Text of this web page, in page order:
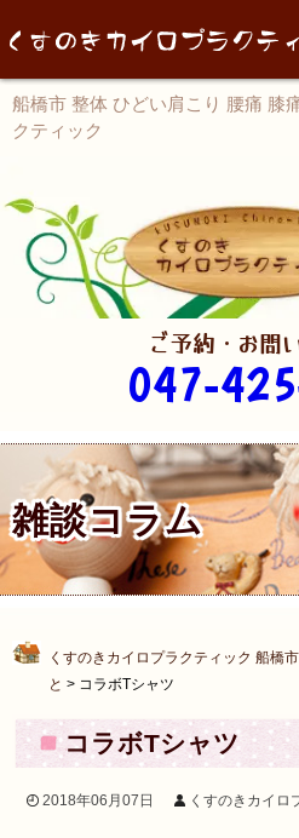
船橋市 整体 ひどい肩こり 腰痛 膝
クティック
ご予約・お問
047-
雑談コラム
くすのきカイロプラクティック 船橋
と > コラボTシャツ
コラボTシャツ
2018年06月07日 くすのきカイロ